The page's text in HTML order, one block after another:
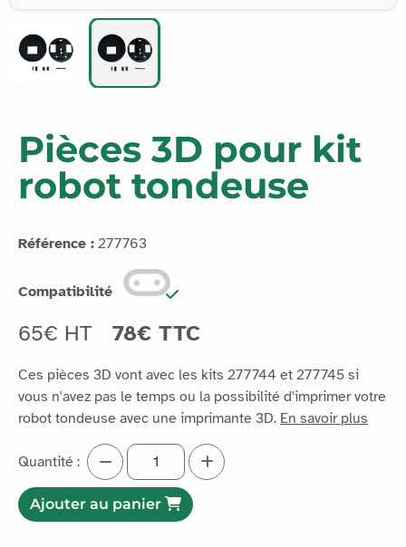
Pièces 3D pour kit
robot tondeuse
Référence : 277763
Compatibilité
65€ HT 78€ TTC
Ces pièces 3D vont avec les kits 277744 et 277745 si
vous n'avez pas le temps ou la possibilité d'imprimer votre
robot tondeuse avec une imprimante 3D. En savoir plus
Quantité :
Ajouter au panier